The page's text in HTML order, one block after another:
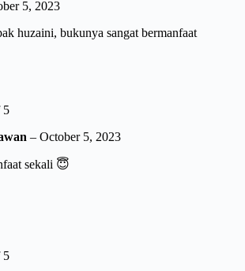
5, 2023
huzaini, bukunya sangat bermanfaat
5
– October 5, 2023
sekali 😇
5